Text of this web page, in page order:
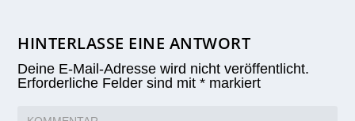
HINTERLASSE EINE ANTWORT
Deine E-Mail-Adresse wird nicht veröffentlicht.
Erforderliche Felder sind mit* markiert